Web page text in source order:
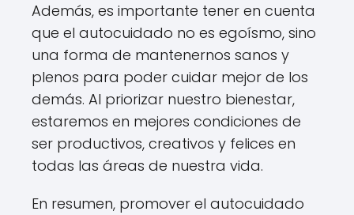
Además, es importante tener en cuenta
que el autocuidado no es egoísmo, sino
una forma de mantenernos sanos y
plenos para poder cuidar mejor de los
demás. Al priorizar nuestro bienestar,
estaremos en mejores condiciones de
ser productivos, creativos y felices en
todas las áreas de nuestra vida.
En resumen, promover el autocuidado